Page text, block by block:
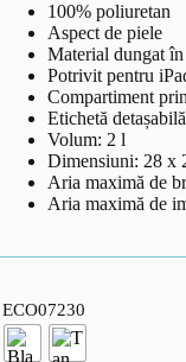
100% poliuretan
Aspect de piele
Material dungat
Potrivit pentru
Compartiment
Etichetă
Volum: 2 l
Dimensiuni: 28 x
Aria maximă de
Aria maximă de
ECO07230